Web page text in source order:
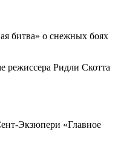
битва» о снежных боях
режиссера Ридли Скотта
Экзюпери «Главное